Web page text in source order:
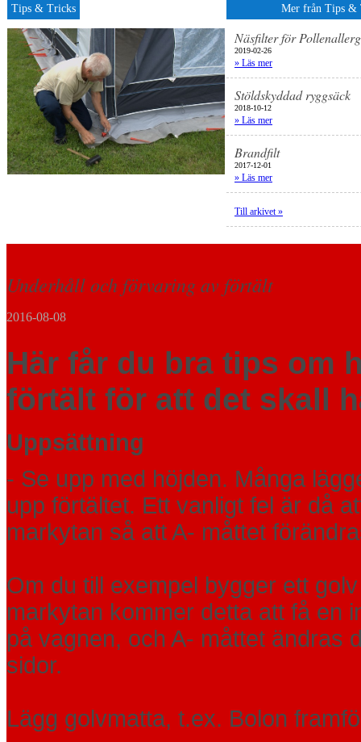
Tips & Tricks Mer från Tips &
Näsfilter för
2019-02-26
» Läs mer
Stöldskyddad ryggsäck
2018-10-12
» Läs mer
Brandfilt
2017-12-01
» Läs mer
Till arkivet »
Underhåll och förvaring av förtält
2016-08-08
Här får du bra tips om
förtält för att det skall
Uppsättning
- Se upp med höjden. Många
upp förtältet. Ett vanligt fel är då
markytan så att A- måttet
Om du till exempel bygger ett
markytan kommer detta att få en
på vagnen, och A- måttet ändras
sidor.
Lägg golvmatta, t.ex. Bolon